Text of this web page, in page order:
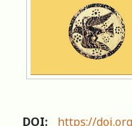
DOI:
https://